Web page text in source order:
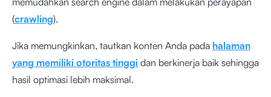
(crawling).
Jika memungkinkan, tautkan konten Anda pada halaman
yang memiliki otoritas tinggi dan berkinerja baik sehingga
hasil optimasi lebih maksimal.